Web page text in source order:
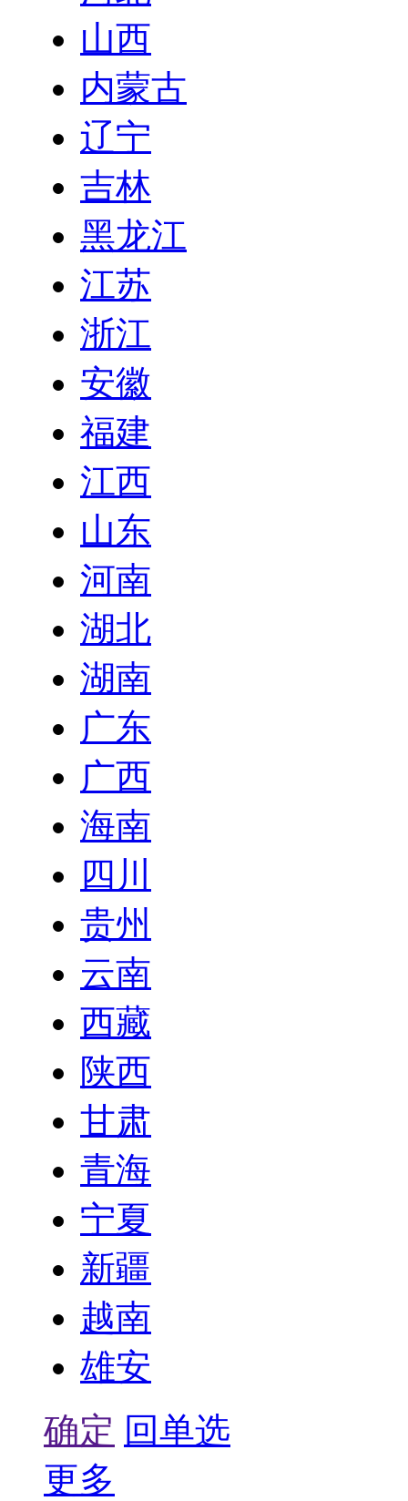
山西
内蒙古
辽宁
吉林
黑龙江
江苏
浙江
安徽
福建
江西
山东
河南
湖北
湖南
广东
广西
海南
四川
贵州
云南
西藏
陕西
甘肃
青海
宁夏
新疆
越南
雄安
确定 回单选
更多